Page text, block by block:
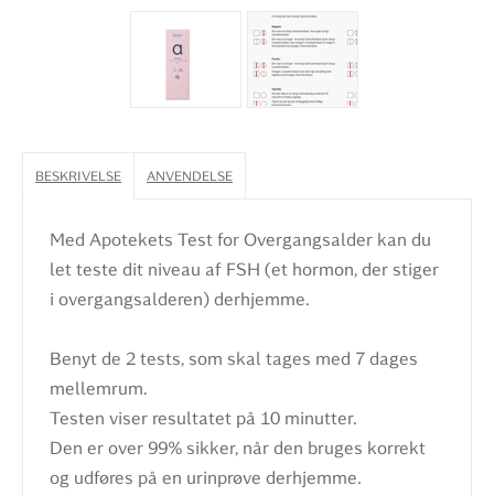
BESKRIVELSE ANVENDELSE
Med Apotekets Test for Overgangsalder kan du
let teste dit niveau af FSH (et hormon, der stiger
i overgangsalderen) derhjemme.
Benyt de 2 tests, som skal tages med 7 dages
mellemrum.
Testen viser resultatet på 10 minutter.
Den er over 99% sikker, når den bruges korrekt
og udføres på en urinprøve derhjemme.